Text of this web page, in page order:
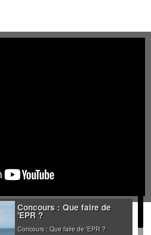
Concours : Que faire de
'EPR ?
Concours : Que faire de 'EPR ?